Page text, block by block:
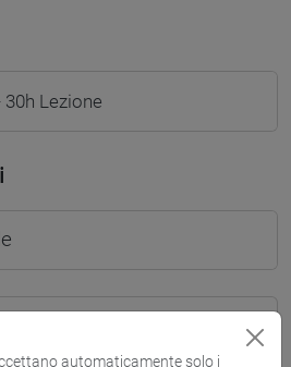
30h Lezione
automaticamente solo i